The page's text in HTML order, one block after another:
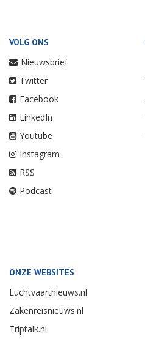
VOLG ONS
Nieuwsbrief
Twitter
Facebook
LinkedIn
Youtube
Instagram
RSS
Podcast
ONZE WEBSITES
Luchtvaartnieuws.nl
Zakenreisnieuws.nl
Triptalk.nl